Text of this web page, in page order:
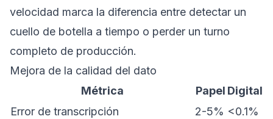
velocidad marca la diferencia entre detectar un
cuello de botella a tiempo o perder un turno
completo de producción.
Mejora de la calidad del dato
Métrica
Papel Digital
Error de transcripción
2-5% <0.1%